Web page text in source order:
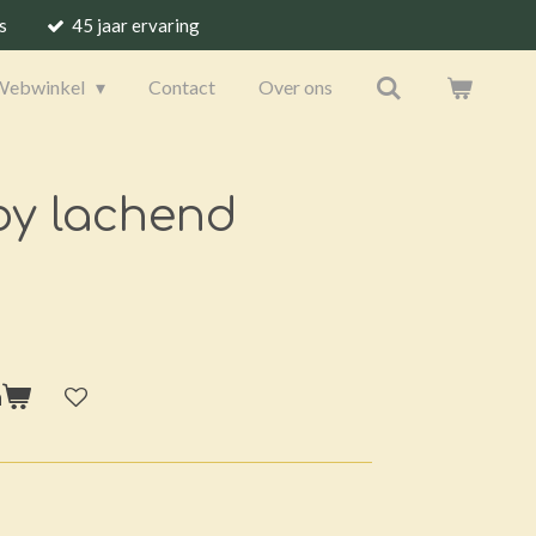
45 jaar ervaring
Contact Over ons
lachend